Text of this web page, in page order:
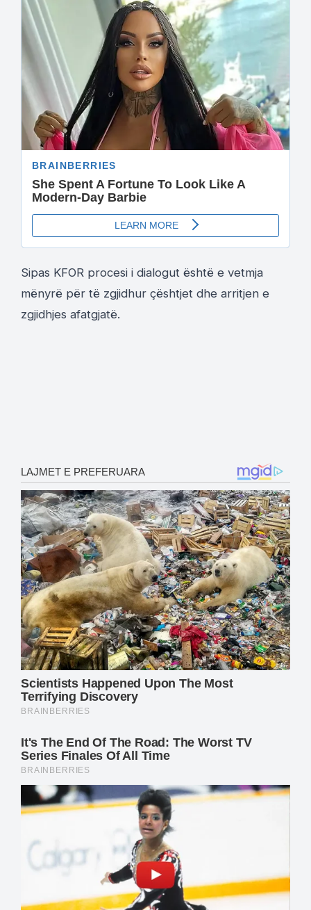
Sipas KFOR procesi i dialogut është e vetmja
mënyrë për të zgjidhur çështjet dhe arritjen e
zgjidhjes afatgjatë.